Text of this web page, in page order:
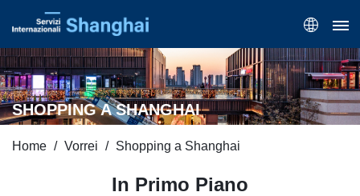
SHOPPING A SHANGHAI
Home Vorrei Shopping a Shanghai
In Primo Piano